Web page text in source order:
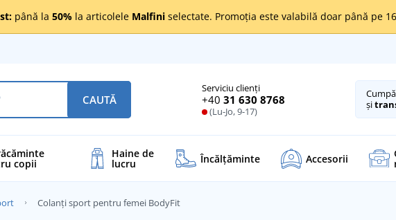
până la 50% la articolele Malfini selectate. Promoția este valabilă doar până pe
Serviciu clienți
+40 31 630 8768
(Lu-Jo, 9-17)
CAUTĂ
și
copii
Haine de
lucru Încălţăminte Accesorii
Colanți sport pentru femei BodyFit